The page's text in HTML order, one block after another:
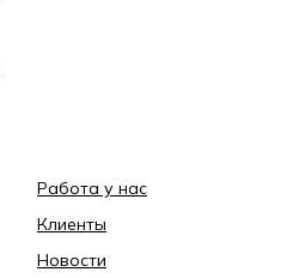
Работа у нас
Клиенты
Новости